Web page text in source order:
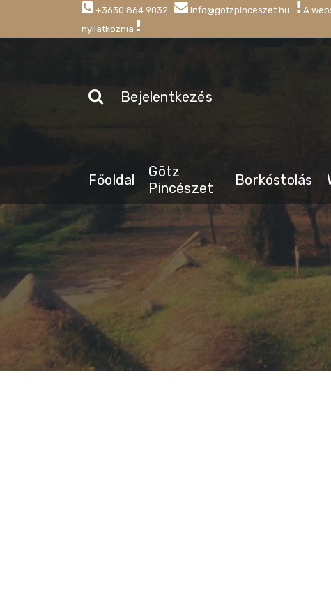
+3630 864 9032 info@gotzpinceszet.hu
A
nyilatkoznia
Bejelentkezés
Főoldal
Götz
Pincészet
Borkóstolás